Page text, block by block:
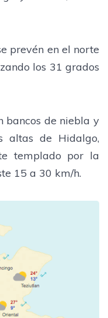
prevén en el norte
los 31 grados
bancos de niebla y
altas de Hidalgo,
templado por la
15 a 30 km/h.